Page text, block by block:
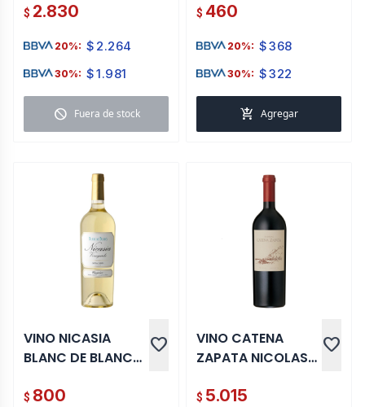
ML
$ 2.830
20%: $ 2.264
30%: $1.981
block Fuera de stock
$ 460
20%: $368
30%: $322
add_shopping_cart Agregar
VINO NICASIA
BLANC DE BLANCS
favorite
$ 800
VINO CATENA
ZAPATA NICOLAS
favorite
$ 5.015